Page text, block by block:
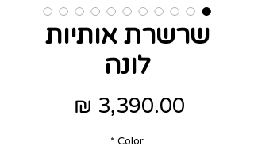
שרשרת אותיות
לונה
Color
*